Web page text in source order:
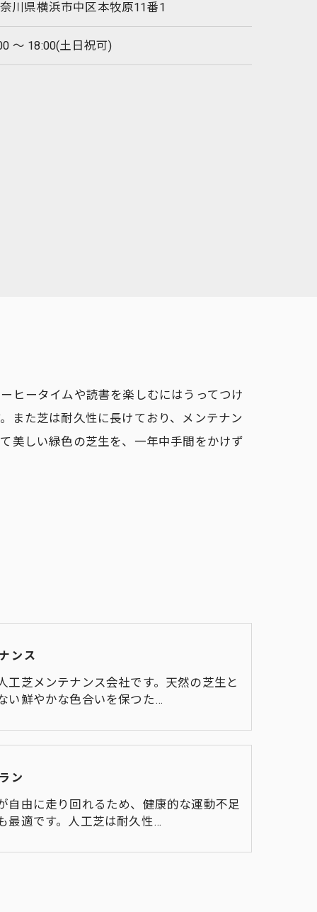
川県横浜市中区本牧原11番1
〜 18:00(土日祝可)
ヒータイムや読書を楽しむにはうってつけ
また芝は耐久性に長けており、メンテナン
美しい緑色の芝生を、一年中手間をかけず
ンス
工芝メンテナンス会社です。天然の芝生と
い鮮やかな色合いを保つた…
ン
自由に走り回れるため、健康的な運動不足
最適です。人工芝は耐久性…